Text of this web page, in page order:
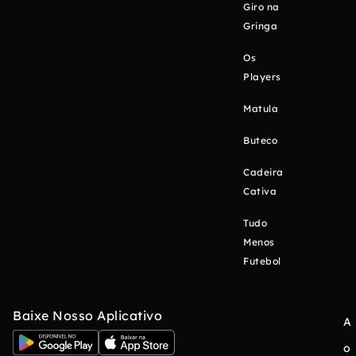
Giro na
Gringa
Os
Players
Matula
Buteco
Cadeira
Cativa
Tudo
Menos
Futebol
Baixe Nosso Aplicativo
A
o